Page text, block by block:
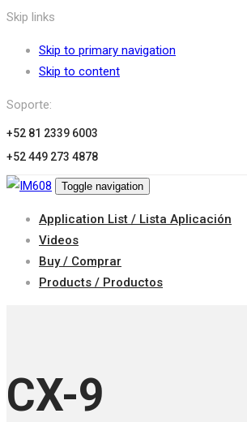
Skip links
Skip to primary navigation
Skip to content
Soporte:
+52 81 2339 6003
+52 449 273 4878
Toggle navigation
Application List / Lista Aplicación
Videos
Buy / Comprar
Products / Productos
CX-9